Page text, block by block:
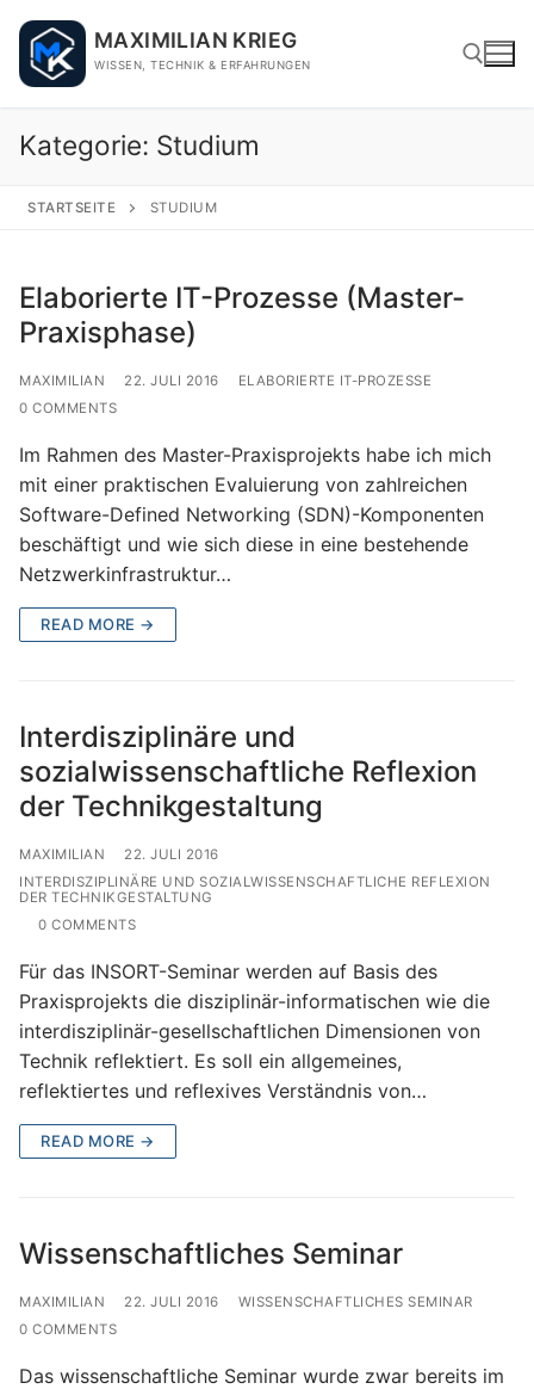
content
MAXIMILIAN KRIEG
WISSEN, TECHNIK & ERFAHRUNGEN
Kategorie: Studium
STARTSEITE STUDIUM
Elaborierte IT-Prozesse (Master-
Praxisphase)
MAXIMILIAN 22. JULI 2016
ELABORIERTE IT-PROZESSE
0 COMMENTS
Im Rahmen des Master-Praxisprojekts habe ich mich
mit einer praktischen Evaluierung von zahlreichen
Software-Defined Networking (SDN)-Komponenten
beschäftigt und wie sich diese in eine bestehende
Netzwerkinfrastruktur…
READ MORE →
Interdisziplinäre und
sozialwissenschaftliche Reflexion
der Technikgestaltung
MAXIMILIAN
22. JULI 2016
INTERDISZIPLINÄRE UND SOZIALWISSENSCHAFTLICHE REFLEXION
DER TECHNIKGESTALTUNG
0 COMMENTS
Für das INSORT-Seminar werden auf Basis des
Praxisprojekts die disziplinär-informatischen wie die
interdisziplinär-gesellschaftlichen Dimensionen von
Technik reflektiert. Es soll ein allgemeines,
reflektiertes und reflexives Verständnis von…
READ MORE →
Wissenschaftliches Seminar
MAXIMILIAN 22. JULI 2016
WISSENSCHAFTLICHES SEMINAR
0 COMMENTS
Das wissenschaftliche Seminar wurde zwar bereits im